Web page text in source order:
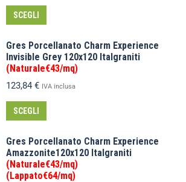
SCEGLI
Gres Porcellanato Charm Experience
Invisible Grey 120x120 Italgraniti
(Naturale€43/mq)
123,84 € IVA inclusa
SCEGLI
Gres Porcellanato Charm Experience
Amazzonite120x120 Italgraniti
(Naturale€43/mq)
(Lappato€64/mq)